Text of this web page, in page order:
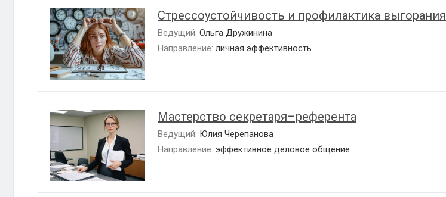
Стрессоустойчивость и профилактика выгорания
Ведущий: Ольга Дружинина
Направление: личная эффективность
Мастерство секретаря–референта
Ведущий: Юлия Черепанова
Направление: эффективное деловое общение